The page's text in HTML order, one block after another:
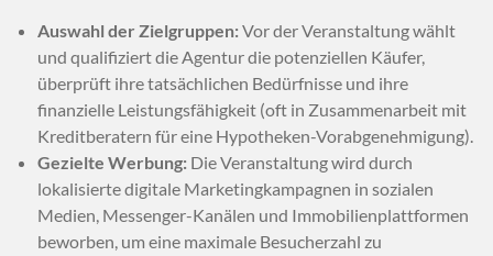
Auswahl der Zielgruppen:Vor der Veranstaltung wählt
und qualifiziert die Agentur die potenziellen Käufer,
überprüft ihre tatsächlichen Bedürfnisse und ihre
finanzielle Leistungsfähigkeit (oft in Zusammenarbeit mit
Kreditberatern für eine Hypotheken-Vorabgenehmigung).
Gezielte Werbung: Die Veranstaltung wird durch
lokalisierte digitale Marketingkampagnen in sozialen
Medien, Messenger-Kanälen und Immobilienplattformen
beworben, um eine maximale Besucherzahl zu